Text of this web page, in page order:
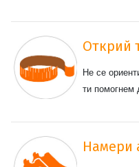
Открий
Не се
ти помогнем
Намери